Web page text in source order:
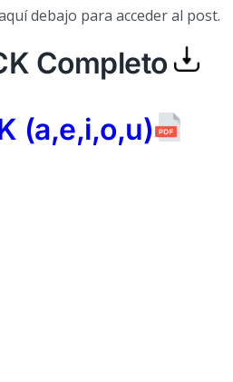
debajo para acceder al post.
Completo
(a,e,i,o,u)